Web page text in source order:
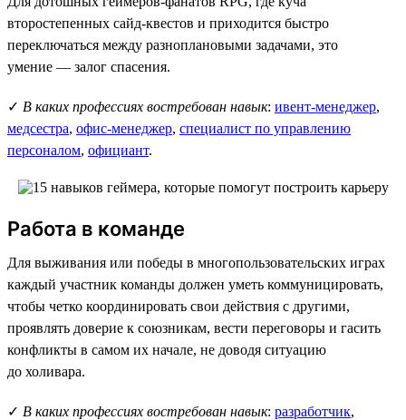
второстепенных сайд-квестов и приходится быстро
переключаться между разноплановыми задачами, это
умение — залог спасения.
✓ В каких профессиях востребован навык: ивент-менеджер,
медсестра, офис-менеджер, специалист по управлению
персоналом, официант.
Работа в команде
Для выживания или победы в многопользовательских играх
каждый участник команды должен уметь коммуницировать,
чтобы четко координировать свои действия с другими,
проявлять доверие к союзникам, вести переговоры и гасить
конфликты в самом их начале, не доводя ситуацию
до холивара.
✓ В каких профессиях востребован навык: разработчик,